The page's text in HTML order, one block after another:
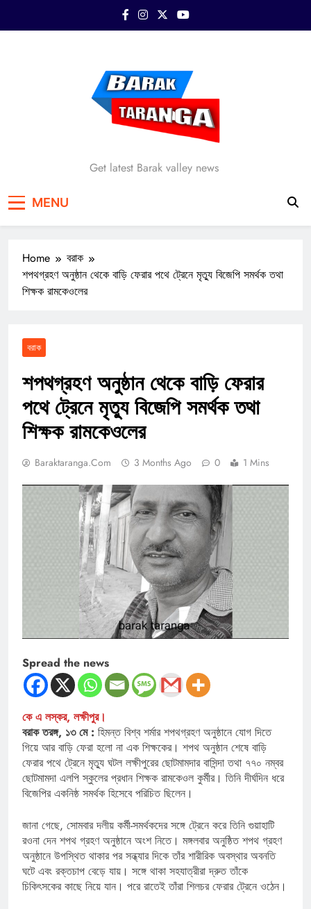
Barak Taranga
Get latest Barak valley news
MENU
Home
বরাক
শপথগ্রহণ অনুষ্ঠান থেকে বাড়ি ফেরার পথে ট্রেনে মৃত্যু বিজেপি সমর্থক তথা
শিক্ষক রামকেওলের
বরাক
শপথগ্রহণ অনুষ্ঠান থেকে বাড়ি ফেরার
পথে ট্রেনে মৃত্যু বিজেপি সমর্থক তথা
শিক্ষক রামকেওলের
Baraktaranga.com 3 Months Ago 0 1 Mins
Spread the news
কে এ লস্কর, লক্ষীপুর।
বরাক তরঙ্গ, ১৩ মে : হিমন্ত বিশ্ব শর্মার শপথগ্রহণ অনুষ্ঠানে যোগ দিতে
গিয়ে আর বাড়ি ফেরা হলো না এক শিক্ষকের। শপথ অনুষ্ঠান শেষে বাড়ি
ফেরার পথে ট্রেনে মৃত্যু ঘটল লক্ষীপুরের ছোটমামদার বাসিন্দা তথা ৭৭০ নম্বর
ছোটমামদা এলপি স্কুলের প্রধান শিক্ষক রামকেওল কুর্মীর। তিনি দীর্ঘদিন ধরে
বিজেপির একনিষ্ঠ সমর্থক হিসেবে পরিচিত ছিলেন।
জানা গেছে, সোমবার দলীয় কর্মী-সমর্থকদের সঙ্গে ট্রেনে করে তিনি গুয়াহাটি
রওনা দেন শপথ গ্রহণ অনুষ্ঠানে অংশ নিতে। মঙ্গলবার অনুষ্ঠিত শপথ গ্রহণ
অনুষ্ঠানে উপস্থিত থাকার পর সন্ধ্যার দিকে তাঁর শারীরিক অবস্থার অবনতি
ঘটে এবং রক্তচাপ বেড়ে যায়। সঙ্গে থাকা সহযাত্রীরা দ্রুত তাঁকে
চিকিৎসকের কাছে নিয়ে যান। পরে রাতেই তাঁরা শিলচর ফেরার ট্রেনে ওঠেন।